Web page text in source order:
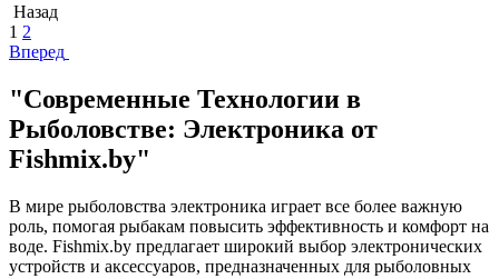
Назад
1 2
Вперед
"Современные Технологии в
Рыболовстве: Электроника от
Fishmix.by"
В мире рыболовства электроника играет все более важную
роль, помогая рыбакам повысить эффективность и комфорт на
воде. Fishmix.by предлагает широкий выбор электронических
устройств и аксессуаров, предназначенных для рыболовных